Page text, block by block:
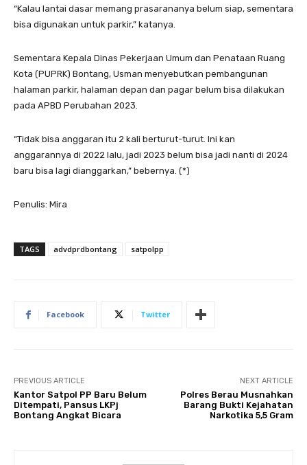
“Kalau lantai dasar memang prasarananya belum siap, sementara
bisa digunakan untuk parkir,” katanya.
Sementara Kepala Dinas Pekerjaan Umum dan Penataan Ruang
Kota (PUPRK) Bontang, Usman menyebutkan pembangunan
halaman parkir, halaman depan dan pagar belum bisa dilakukan
pada APBD Perubahan 2023.
“Tidak bisa anggaran itu 2 kali berturut-turut. Ini kan
anggarannya di 2022 lalu, jadi 2023 belum bisa jadi nanti di 2024
baru bisa lagi dianggarkan,” bebernya. (*)
Penulis: Mira
TAGS advdprdbontang satpolpp
Facebook Twitter
PREVIOUS ARTICLE
Kantor Satpol PP Baru Belum
Ditempati, Pansus LKPj
Bontang Angkat Bicara
NEXT ARTICLE
Polres Berau Musnahkan
Barang Bukti Kejahatan
Narkotika 5,5 Gram